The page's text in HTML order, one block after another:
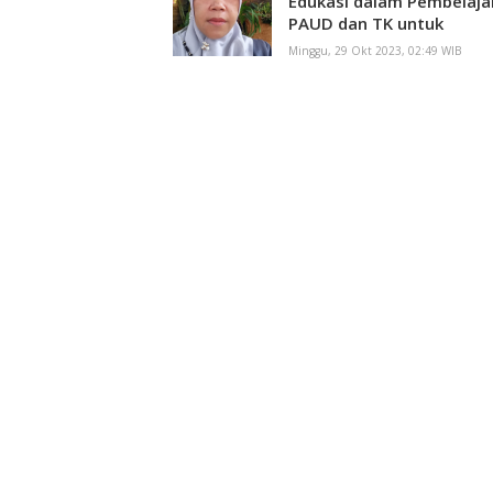
PAUD dan TK untuk
Meningkatkan
Minggu, 29 Okt 2023, 02:49 WIB